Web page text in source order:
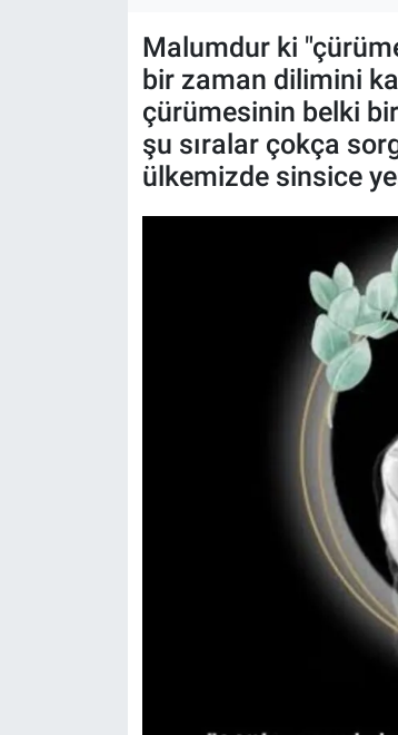
Malumdur ki
bir zaman dilimini
çürümesinin belki
şu sıralar çokça
ülkemizde sinsice